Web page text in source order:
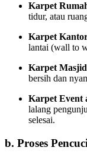
Karpet
tidur, atau
Karpet
lantai (wall to
Karpet
bersih dan
Karpet Event
lalang
selesai.
b. Proses